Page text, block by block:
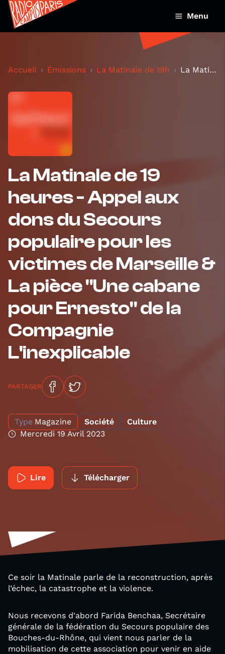
Menu
Accueil Émissions La Matinale de 19h La Matinale de 19 heures - Appel aux dons du Secou...
La Matinale de 19
heures - Appel aux
dons du Secours
populaire pour les
victimes de Marseille &
La pièce "Une cabane
pour Ernesto" de la
Compagnie
L'inexplicable
PARTAGER
Type Magazine Société
Culture
Mercredi 19 Avril 2023
Lire Télécharger
Ce soir la Matinale parle de la reconstruction, après
l’échec, la catastrophe et la violence.
Nous recevons d'abord Farida Benchaa, Secrétaire
générale de la fédération du Secours populaire des
Bouches-du-Rhône, qui vient nous parler de la
mobilisation de cette association pour venir en aide